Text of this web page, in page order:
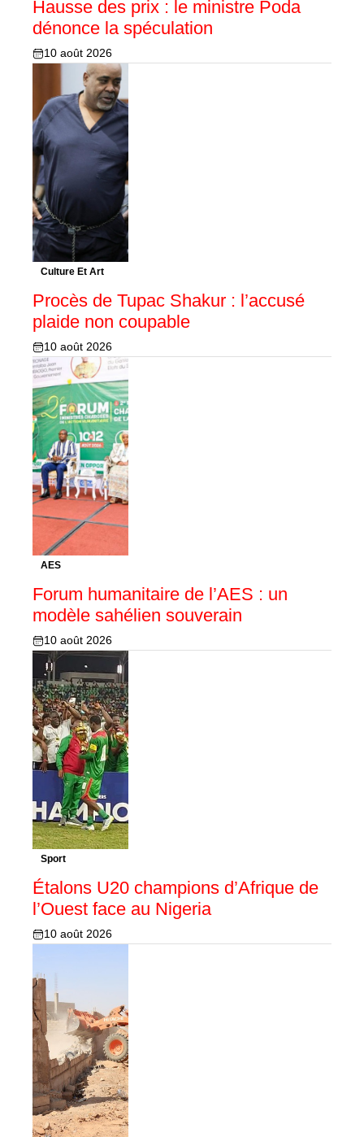
Hausse des prix : le ministre Poda
dénonce la spéculation
10 août 2026
Culture Et Art
Procès de Tupac Shakur : l’accusé
plaide non coupable
10 août 2026
AES
Forum humanitaire de l’AES : un
modèle sahélien souverain
10 août 2026
Sport
Étalons U20 champions d’Afrique de
l’Ouest face au Nigeria
10 août 2026